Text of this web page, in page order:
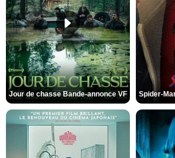
Jour de chasse Bande-annonce VF